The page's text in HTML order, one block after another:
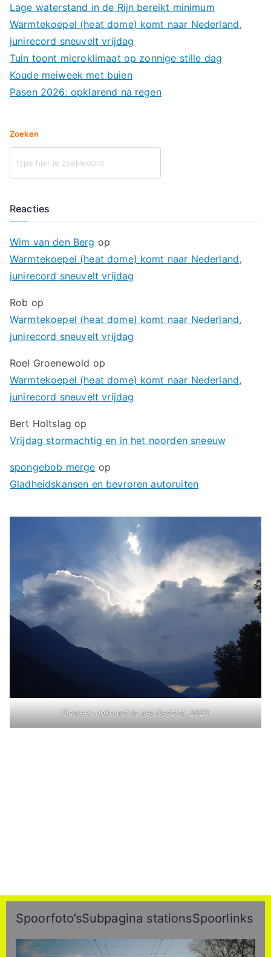
Lage waterstand in de Rijn bereikt minimum
Warmtekoepel (heat dome) komt naar Nederland,
junirecord sneuvelt vrijdag
Tuin toont microklimaat op zonnige stille dag
Koude meiweek met buien
Pasen 2026: opklarend na regen
Zoeken
Reacties
Wim van den Berg op
Warmtekoepel (heat dome) komt naar Nederland,
junirecord sneuvelt vrijdag
Rob op
Warmtekoepel (heat dome) komt naar Nederland,
junirecord sneuvelt vrijdag
Roel Groenewold op
Warmtekoepel (heat dome) komt naar Nederland,
junirecord sneuvelt vrijdag
Bert Holtslag op
Vrijdag stormachtig en in het noorden sneeuw
spongebob merge op
Gladheidskansen en bevroren autoruiten
Onweer opkomst in het Oetztal, 2023
Spoorfoto’sSubpagina stationsSpoorlinks